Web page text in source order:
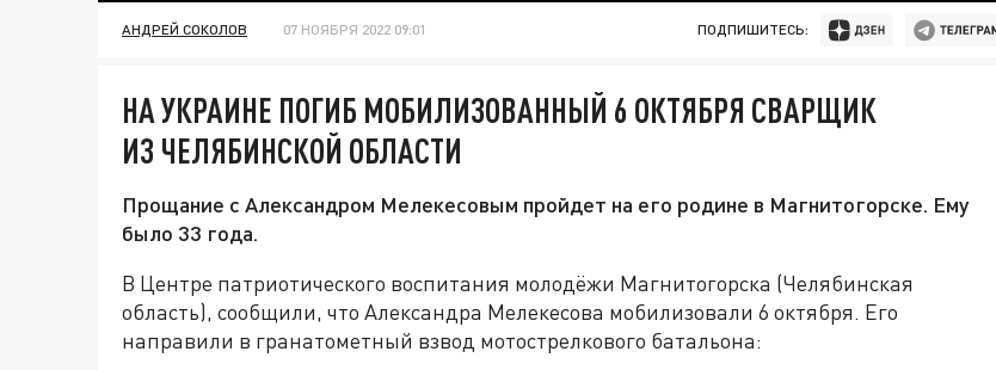
АНДРЕЙ СОКОЛОВ 07 НОЯБРЯ 2022 09:01 ПОДПИШИТЕСЬ:
НА УКРАИНЕ ПОГИБ МОБИЛИЗОВАННЫЙ 6 ОКТЯБРЯ СВАРЩИК
ИЗ ЧЕЛЯБИНСКОЙ ОБЛАСТИ
Прощание с Александром Мелекесовым пройдет на его родине в Магнитогорске. Ему
было 33 года.
В Центре патриотического воспитания молодёжи Магнитогорска (Челябинская
область), сообщили, что Александра Мелекесова мобилизовали 6 октября. Его
направили в гранатометный взвод мотострелкового батальона: